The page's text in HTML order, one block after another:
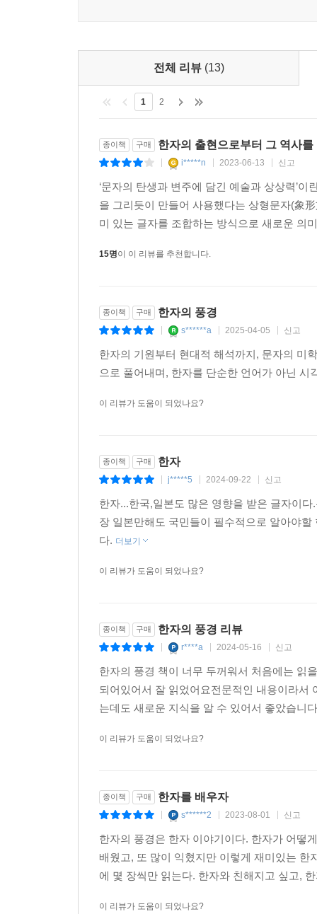
보나 가장 적합한 번역어가 아닐 수 없었다. (…)
최근에 공화 시기에 제작된 청동기 금문이 발굴되
보(師和父)라는 이름으로도 불렸다. 이 금문에서
둘러싼 오랜 논쟁은 청동기 금문의 발견으로 일단
--- pp.310~311
문서 행정의 제국 진나라에서 칼과 붓을 함께 지닌
문관용은 소맷자락 안에 두 손을 맞잡은 자세로
통과 죽간을 끼워 넣는 작은 구멍도 나 있다. 문
다. 글씨를 잘못 쓰면 차고 있는 칼로 죽간을 벗
--- p.410
양피지와 코덱스: 기록 매체의 변화가 이끈 사유 방
종이가 발명되면서 간독을 대체했지만 책의 구
을 따른 것이다. 최초의 종이책은 동서양 모두 두
구술적인 발화 맥락에 의존한 것이다. 그래서 과
개인 사유를 발전시킨 서구의 지성과는 다른 사유
--- pp.467~469
바꾸었다고 밝힌다.
3부 청동기에 새긴 글자 ─ 고대 국가의 한자 금
그대로 계승한다. 저자는 바로 이것이 중국 역
문명권이 지속되는 계기를 제공했기 때문이다
이어받았다. 이 시기 청동기에 새긴 많은 글자는
싶은 지배층의 욕망을 반영한다.
제자백가는 역동적 토론과 논쟁을 이끌었고,
한편으로는 혁신과 개성의 시대이기도 했다.
5부 제국의 한자 ─ 전서와 예서: 진나라는 소전
육국 문자를 폐지하고 주문을 기본으로 행정 문
문자를 예술로 구현하는 서예의 특징을 서술한
6부 최초의 한자 사전 ─ 『설문해자』: 허신의
허신은 당시 고문을 부정하고 예서로 문자의 의
필요하다는 인식에서 『설문해자』라는 책을 저술
한자와 뇌 과학, 예술, 인류학, 동서양 철학의 만남
아니라 뇌 과학의 문자 상자 이론, 룬문자와의
추상화 이론의 몬드리안과 칸딘스키의 직선과
파고들어가 발견해놓은 성과들을, 다른 지식의
문자를 사용했던 5000년이라는 시간은 인간 진
같은 몇 개의 기호들을 인식할 때 활성화된다.
곳이었다. 이런 윤곽선들을 인식하는 곳을 문자
─ 85-87쪽
저자에 따르면 현재까지 개발된 대부분의 문자
예외적인 경우이다. 이런 고대 문자의 유사성은
딱딱한 물체에 새겼다. 영어에서 문자를 의미하
민족은 너도밤나무(beech)의 두꺼운 껍질을 벗
전체 리뷰 (13)
1 2
종이책 구매 한자의 출현으로부터 그 역사를
i*****n 2023-06-13 신고
‘문자의 탄생과 변주에 담긴 예술과 상상력’
을 그리듯이 만들어 사용했다는 상형문자(象
미 있는 글자를 조합하는 방식으로 새로운 의
15명이 이 리뷰를 추천합니다.
종이책 구매 한자의 풍경
s******a 2025-04-05 신고
한자의 기원부터 현대적 해석까지, 문자의 미
으로 풀어내며, 한자를 단순한 언어가 아닌
이 리뷰가 도움이 되었나요?
종이책 구매 한자
j*****5 2024-09-22 신고
한자...한국,일본도 많은 영향을 받은 글자이
장 일본만해도 국민들이 필수적으로 알아야
다. 더보기
이 리뷰가 도움이 되었나요?
종이책 구매 한자의 풍경 리뷰
r****a 2024-05-16 신고
한자의 풍경 책이 너무 두꺼워서 처음에는 읽
되어있어서 잘 읽었어요전문적인 내용이라서
는데도 새로운 지식을 알 수 있어서 좋았습니
이 리뷰가 도움이 되었나요?
종이책 구매 한자를 배우자
s******2 2023-08-01 신고
한자의 풍경은 한자 이야기이다. 한자가 어떻
배웠고, 또 많이 익혔지만 이렇게 재미있는
에 몇 장씩만 읽는다. 한자와 친해지고 싶고,
이 리뷰가 도움이 되었나요?